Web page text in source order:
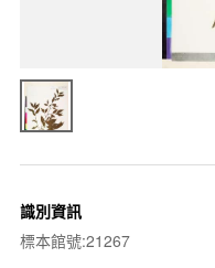
識別資訊
標本館號:21267